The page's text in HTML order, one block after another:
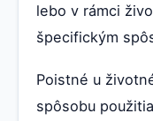
lebo v rámci
špecifickým
Poistné u
spôsobu